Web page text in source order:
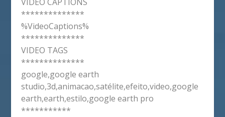
**************
%VideoCaptions%
**************
VIDEO TAGS
**************
google,google earth
studio,3d,animacao,satélite,efeito,video,google
earth,earth,estilo,google earth pro
***********